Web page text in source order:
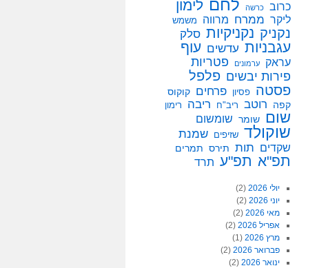
כרוב כרשה לחם לימון
ליקר ממרח מרווה משמש
נקניק נקניקיות סלק
עגבניות עדשים עוף
עראק ערמונים
פטריות
פירות יבשים פלפל
פסטה פסיון פרחים קוקוס
קפה
רוטב ריב"ח ריבה רימון
שום שומר שומשום
שוקולד שזיפים שמנת
שקדים תות תירס תמרים
תפ"א תפ"ע תרד
יולי 2026
(2)
יוני 2026
(2)
מאי 2026
(2)
אפריל 2026
(2)
מרץ 2026
(1)
פברואר 2026
(2)
ינואר 2026
(2)